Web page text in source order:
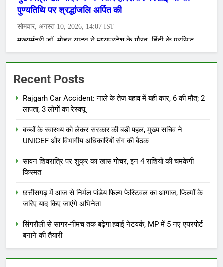
Recent Posts
Rajgarh Car Accident: नाले के तेज बहाव में बही कार, 6 की मौत; 2
लापता, 3 लोगों का रेस्क्यू
बच्चों के स्वास्थ्य को लेकर सरकार की बड़ी पहल, मुख्य सचिव ने
UNICEF और विभागीय अधिकारियों संग की बैठक
सावन शिवरात्रि पर शुक्र का खास गोचर, इन 4 राशियों की चमकेगी
किस्मत
छत्तीसगढ़ में आज से निर्मल पांडेय फिल्म फेस्टिवल का आगाज, फिल्मों के
जरिए याद किए जाएंगे अभिनेता
सिंगरौली से सागर-नीमच तक बढ़ेगा हवाई नेटवर्क, MP में 5 नए एयरपोर्ट
बनाने की तैयारी